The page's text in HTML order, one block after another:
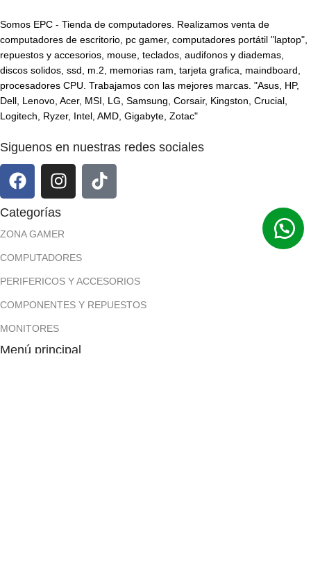
Somos EPC - Tienda de computadores. Realizamos venta de
computadores de escritorio, pc gamer, computadores portátil "laptop",
repuestos y accesorios, mouse, teclados, audifonos y diademas,
discos solidos, ssd, m.2, memorias ram, tarjeta grafica, maindboard,
procesadores CPU. Trabajamos con las mejores marcas. "Asus, HP,
Dell, Lenovo, Acer, MSI, LG, Samsung, Corsair, Kingston, Crucial,
Logitech, Ryzer, Intel, AMD, Gigabyte, Zotac"
Siguenos en nuestras redes sociales
Categorías
ZONA GAMER
COMPUTADORES
PERIFERICOS Y ACCESORIOS
COMPONENTES Y REPUESTOS
MONITORES
Menú principal